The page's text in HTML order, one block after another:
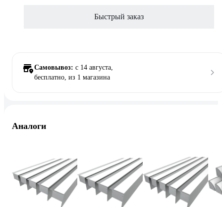
Быстрый заказ
Самовывоз: c 14 августа,
бесплатно, из 1 магазина
Аналоги